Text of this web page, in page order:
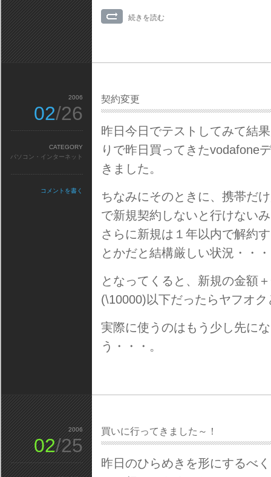
続きを読む
契約変更
昨日今日でテストしてみて結
りで昨日買ってきたvodafone
きました。
ちなみにそのときに、携帯だ
で新規契約しないと行けない
さらに新規は１年以内で解約
とかだと結構厳しい状況・・
となってくると、新規の金額
(\10000)以下だったらヤフオ
実際に使うのはもう少し先に
う・・・。
2006
02/26
CATEGORY
パソコン・インターネット
コメントを書く
買いに行ってきました～！
昨日のひらめきを形にするべ
2006
02/25